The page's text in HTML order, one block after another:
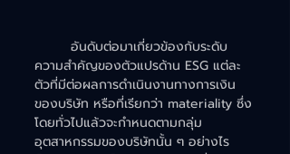
ความสำคัญของตัวแปรด้าน ESG แต่ละ
ตัวที่มีต่อผลการดำเนินงานทางการเงิน
ของบริษัท หรือที่เรียกว่า materiality ซึ่ง
โดยทั่วไปแล้วจะกำหนดตามกลุ่ม
อุตสาหกรรมของบริษัทนั้น ๆ อย่างไร